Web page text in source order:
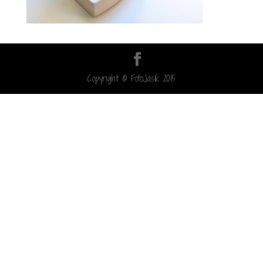
Copyright © FotoJasik 2015